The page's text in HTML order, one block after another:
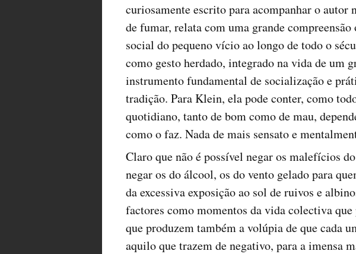
curiosamente escrito para acompanhar o autor
de fumar, relata com uma grande
social do pequeno vício ao longo de todo o
como gesto herdado, integrado na vida de um
instrumento fundamental de socialização e
tradição. Para Klein, ela pode conter, como
quotidiano, tanto de bom como de mau,
como o faz. Nada de mais sensato e
Claro que não é possível negar os malefícios
negar os do álcool, os do vento gelado para
da excessiva exposição ao sol de ruivos e
factores como momentos da vida colectiva
que produzem também a volúpia de que cada
aquilo que trazem de negativo, para a imensa